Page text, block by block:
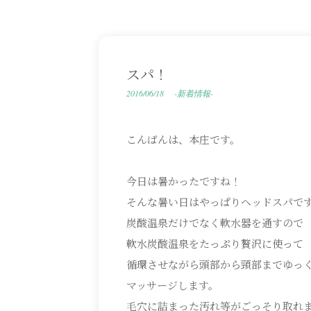
スパ！
2016/06/18 -新着情報-
こんばんは、本庄です。
今日は暑かったですね！
そんな暑い日はやっぱりヘッドスパで
炭酸温泉だけでなく軟水器を通すので
軟水炭酸温泉をたっぷり贅沢に使って
循環させながら頭部から頸部までゆっ
マッサージします。
毛穴に詰まった汚れ等がごっそり取れ